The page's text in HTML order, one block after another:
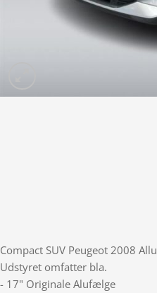
Compact SUV Peugeot 2008
Udstyret omfatter bla.
- 17" Originale Alufælge